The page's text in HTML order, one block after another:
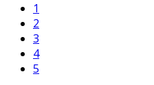
1
2
3
4
5